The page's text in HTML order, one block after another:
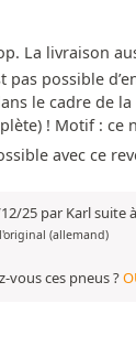
La livraison
pas possible
le cadre de
! Motif : ce
avec ce
25 par Karl suite
(allemand)
vous ces pneus ?